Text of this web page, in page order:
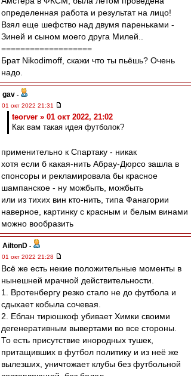
определенная работа и результат на лицо!
Взял еще шефство над двумя пареньками -
Зиней и сыном моего друга Милей..
===================
Брат Nikodimoff, скажи что ты пьёшь? Очень
надо.
gav -
01 окт 2022 21:31
teorver » 01 окт 2022, 21:02
Как вам такая идея футболок?
применительно к Спартаку - никак
хотя если б какая-нить Абрау-Дюрсо зашла в
спонсоры и рекламировала бы красное
шампанское - ну можбыть, можбыть
или из тихих вин кто-нить, типа Фанагории
наверное, картинку с красным и белым винами
можно вообразить
AiltonD -
01 окт 2022 21:28
Всё же есть некие положительные моменты в
нынешней мрачной действительности.
1. Вротенбергу резко стало не до футбола и
сдыхает кобыла сочевая.
2. Еблан тирюшкоф убивает Химки своими
дегенеративным вывертами во все стороны.
То есть присутствие инородных тушек,
притащивших в футбол политику и из неё же
вылезших, уничтожает клубы без футбольной